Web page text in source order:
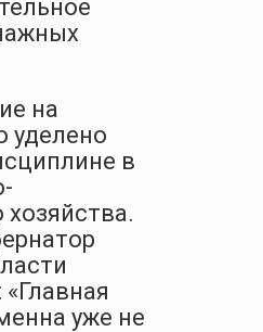
на
уделено
в
уже не